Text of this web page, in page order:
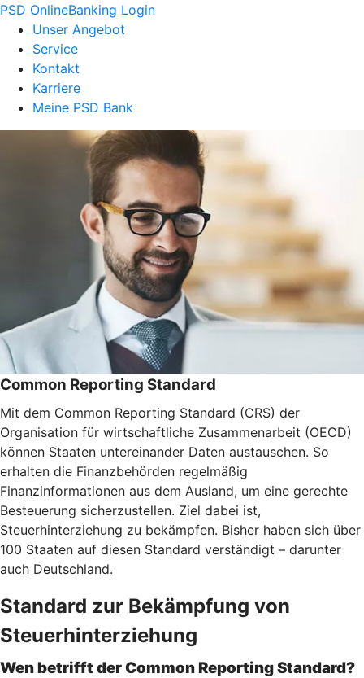
PSD OnlineBanking Login
Unser Angebot
Service
Kontakt
Karriere
Meine PSD Bank
Common Reporting Standard
Mit dem Common Reporting Standard (CRS) der
Organisation für wirtschaftliche Zusammenarbeit (OECD)
können Staaten untereinander Daten austauschen. So
erhalten die Finanzbehörden regelmäßig
Finanzinformationen aus dem Ausland, um eine gerechte
Besteuerung sicherzustellen. Ziel dabei ist,
Steuerhinterziehung zu bekämpfen. Bisher haben sich über
100 Staaten auf diesen Standard verständigt – darunter
auch Deutschland.
Standard zur Bekämpfung von
Steuerhinterziehung
Wen betrifft der Common Reporting Standard?